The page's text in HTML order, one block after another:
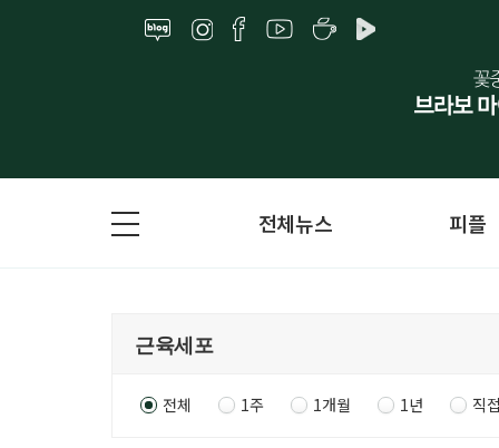
전체뉴스 피플
전체 1주 1개월 1년 직